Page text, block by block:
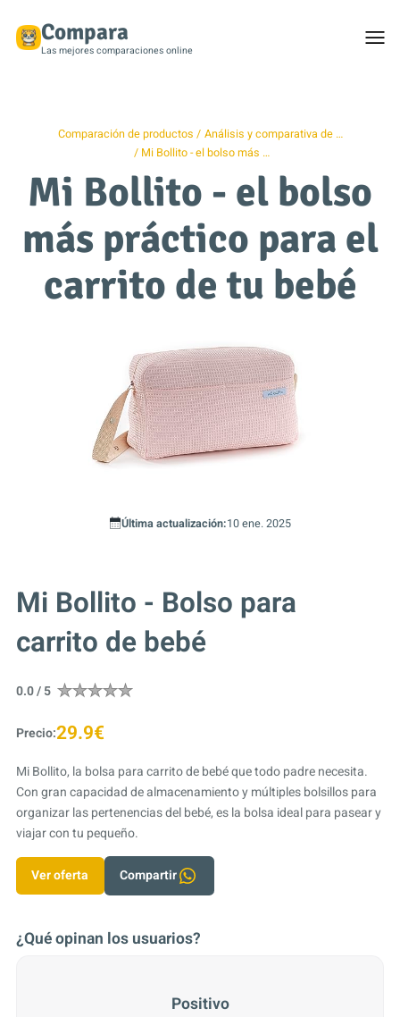
Compara
Las mejores comparaciones online
Comparación de productos
Análisis y comparativa de …
Mi Bollito - el bolso más …
Mi Bollito - el bolso
más práctico para el
carrito de tu bebé
Última actualización:10 ene. 2025
Mi Bollito - Bolso para
carrito de bebé
0.0 / 5
Precio:29.9€
Mi Bollito, la bolsa para carrito de bebé que todo padre necesita.
Con gran capacidad de almacenamiento y múltiples bolsillos para
organizar las pertenencias del bebé, es la bolsa ideal para pasear y
viajar con tu pequeño.
Ver oferta Compartir
¿Qué opinan los usuarios?
Positivo